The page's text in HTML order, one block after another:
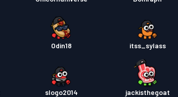
Odin18 itss_sylass
slogo2014 jackisthegoat